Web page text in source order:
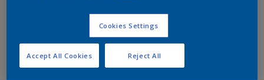
Cookies Settings
Reject All
Accept All Cookies